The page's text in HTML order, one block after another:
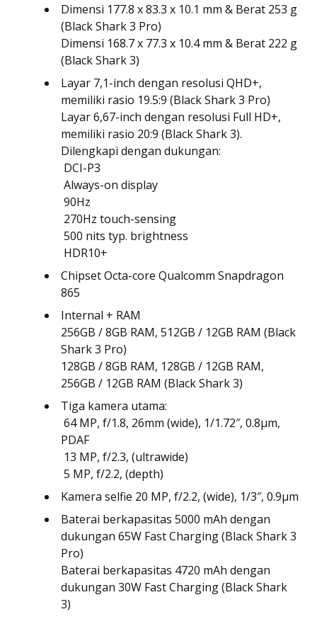
Dimensi 177.8 x 83.3 x 10.1 mm & Berat 253 g
(Black Shark 3 Pro)
Dimensi 168.7 x 77.3 x 10.4 mm & Berat 222 g
(Black Shark 3)
Layar 7,1-inch dengan resolusi QHD+,
memiliki rasio 19.5:9 (Black Shark 3 Pro)
Layar 6,67-inch dengan resolusi Full HD+,
memiliki rasio 20:9 (Black Shark 3).
Dilengkapi dengan dukungan:
 DCI-P3
 Always-on display
 90Hz
 270Hz touch-sensing
 500 nits typ. brightness
 HDR10+
Chipset Octa-core Qualcomm Snapdragon
865
Internal + RAM
256GB / 8GB RAM, 512GB / 12GB RAM (Black
Shark 3 Pro)
128GB / 8GB RAM, 128GB / 12GB RAM,
256GB / 12GB RAM (Black Shark 3)
Tiga kamera utama:
 64 MP, f/1.8, 26mm (wide), 1/1.72″, 0.8µm,
PDAF
 13 MP, f/2.3, (ultrawide)
 5 MP, f/2.2, (depth)
Kamera selfie 20 MP, f/2.2, (wide), 1/3″, 0.9µm
Baterai berkapasitas 5000 mAh dengan
dukungan 65W Fast Charging (Black Shark 3
Pro)
Baterai berkapasitas 4720 mAh dengan
dukungan 30W Fast Charging (Black Shark
3)